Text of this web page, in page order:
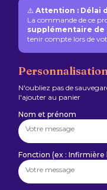
⚠️ Attention : Délai
La commande de ce
supplémentaire de
tenir compte lors de
N'oubliez pas de
l'ajouter au panier
Nom et prénom
Fonction (ex : Infirmière